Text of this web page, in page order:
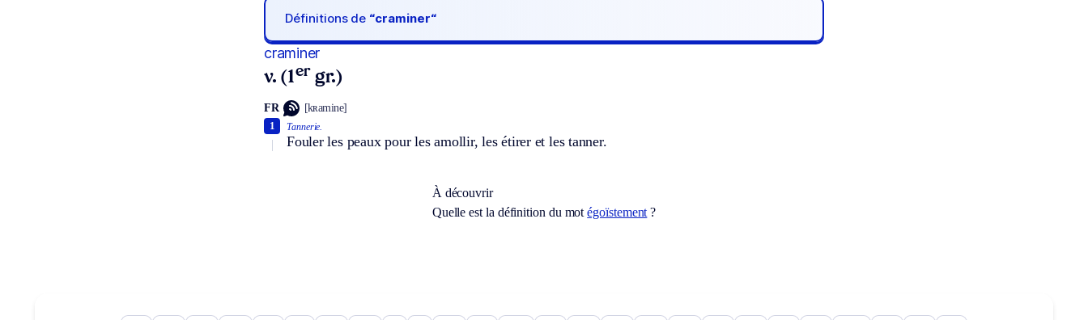
Définitions de “craminer“
craminer
v. (1er gr.)
FR [kʀamine]
Tannerie.
Fouler les peaux pour les amollir, les étirer et les tanner.
1
À découvrir
Quelle est la définition du motégoïstement ?